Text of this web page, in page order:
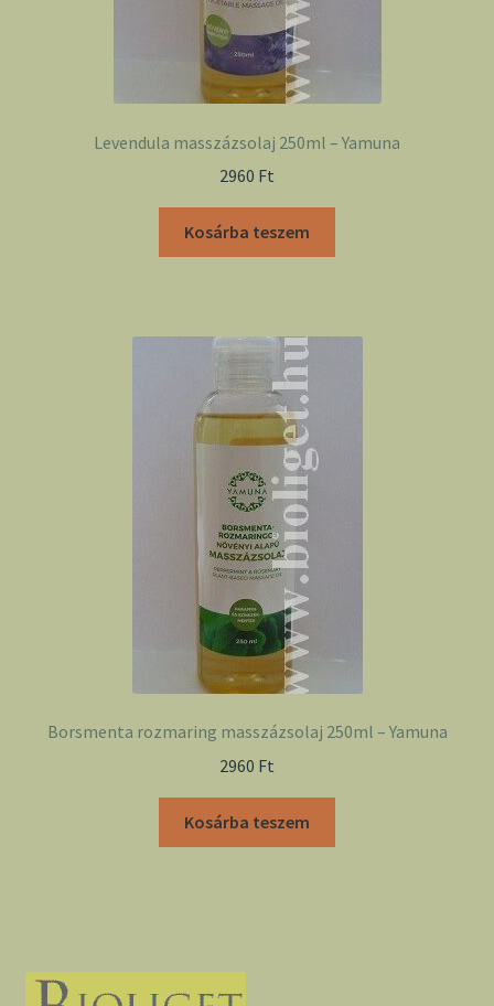
Levendula masszázsolaj 250ml – Yamuna
2960 Ft
Kosárba teszem
Borsmenta rozmaring masszázsolaj 250ml – Yamuna
2960 Ft
Kosárba teszem